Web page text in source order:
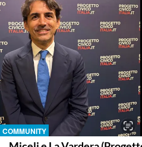
COMMUNITY